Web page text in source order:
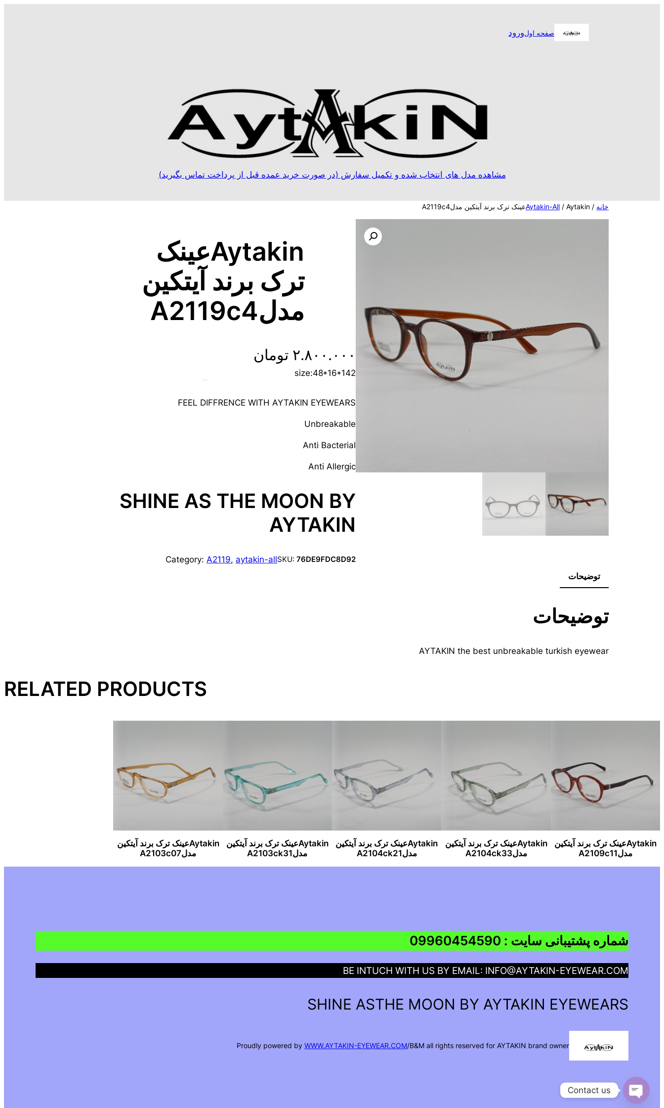
صفحه اولورود
مشاهده مدل های انتخاب شده و تکمیل سفارش (در صورت خرید عمده قبل از پرداخت تماس بگیرید)
خانه /
Aytakin-All / Aytakinعینک ترک برند آیتکین مدلA2119c4
Aytakinعینک
ترک برند آیتکین
مدلA2119c4
۲.۸۰۰.۰۰۰ تومان
size:48*16*142
FEEL DIFFRENCE WITH AYTAKIN EYEWEARS
Unbreakable
Anti Bacterial
Anti Allergic
SHINE AS THE MOON BY
AYTAKIN
SKU: 76DE9FDC8D92
Category: A2119, aytakin-all
توضیحات
توضیحات
AYTAKIN the best unbreakable turkish eyewear
RELATED PRODUCTS
Aytakinعینک ترک برند آیتکین
مدلA2109c11
Aytakinعینک ترک برند آیتکین
مدلA2104ck33
Aytakinعینک ترک برند آیتکین
مدلA2104ck21
Aytakinعینک ترک برند آیتکین
مدلA2103ck31
Aytakinعینک ترک برند آیتکین
مدلA2103c07
شماره پشتیبانی سایت : 09960454590
BE INTUCH WITH US BY EMAIL: INFO@AYTAKIN-EYEWEAR.COM
SHINE ASTHE MOON BY AYTAKIN EYEWEARS
Proudly powered by WWW.AYTAKIN-EYEWEAR.COM/B&M all rights reserved for AYTAKIN brand owner
Contact us